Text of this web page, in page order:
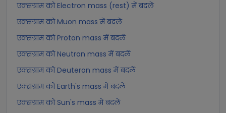
एक्सग्राम को Electron mass (rest) में बदलें
एक्सग्राम को Muon mass में बदलें
एक्सग्राम को Proton mass में बदलें
एक्सग्राम को Neutron mass में बदलें
एक्सग्राम को Deuteron mass में बदलें
एक्सग्राम को Earth's mass में बदलें
एक्सग्राम को Sun's mass में बदलें